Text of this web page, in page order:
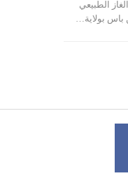
الطبيعي
بولاية…